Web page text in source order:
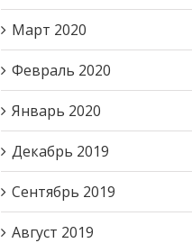
Март 2020
Февраль 2020
Январь 2020
Декабрь 2019
Сентябрь 2019
Август 2019